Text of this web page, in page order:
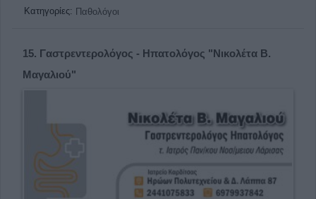
Κατηγορίες: Παθολόγοι
15. Γαστρεντερολόγος - Ηπατολόγος "Νικολέτα Β.
Μαγαλιού"